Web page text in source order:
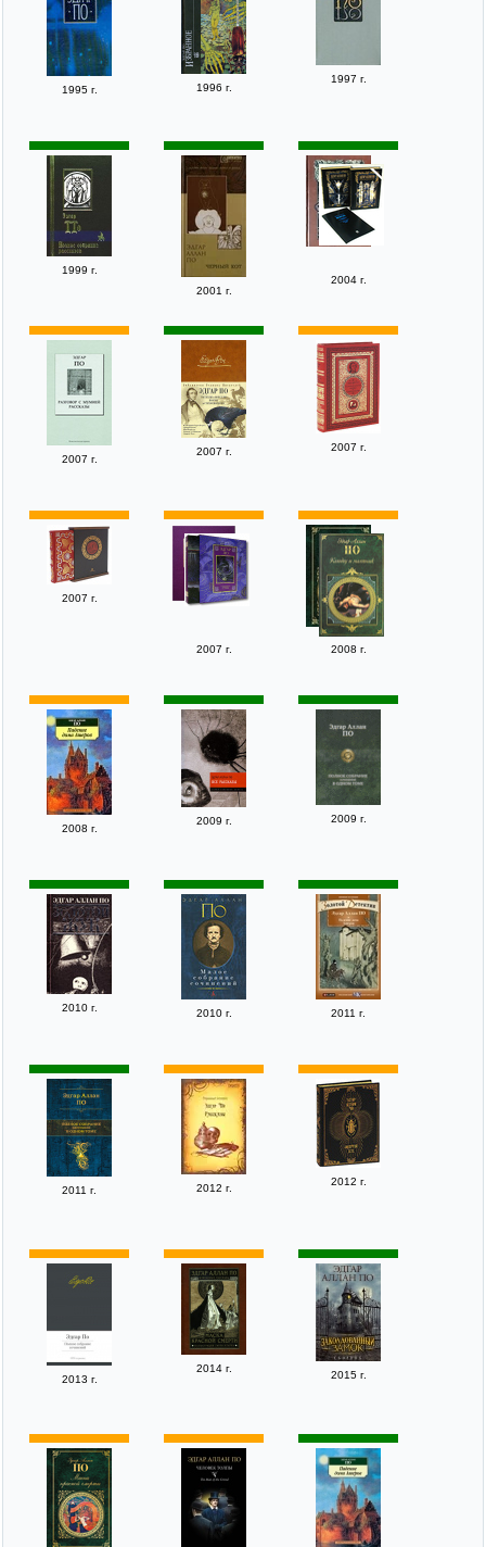
1995 г. 1996 г.
1997 г.
1999 г.
2001 г.
2004 г.
2007 г.
2007 г. 2007 г.
2007 г.
2007 г. 2008 г.
2008 г.
2009 г. 2009 г.
2010 г. 2010 г. 2011 г.
2011 г. 2012 г.
2012 г.
2013 г.
2014 г.
2015 г.